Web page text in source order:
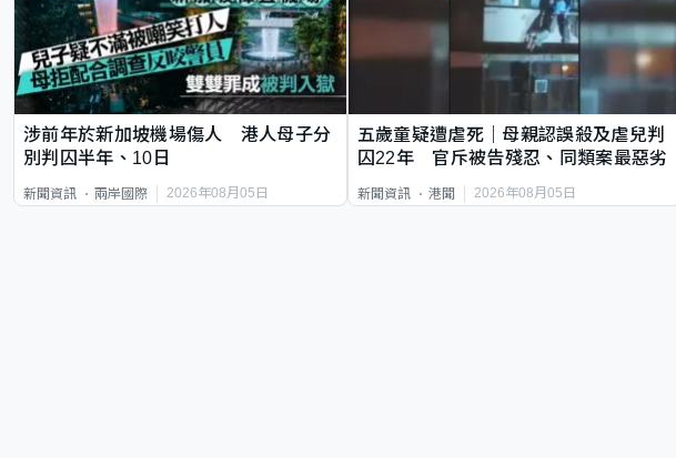
涉前年於新加坡機場傷人 港人母子分
別判囚半年、10日
新聞資訊 兩岸國際 2026年08月05日
五歲童疑遭虐死｜母親認誤殺及虐兒判
囚22年 官斥被告殘忍、同類案最惡劣
新聞資訊 港聞 2026年08月05日